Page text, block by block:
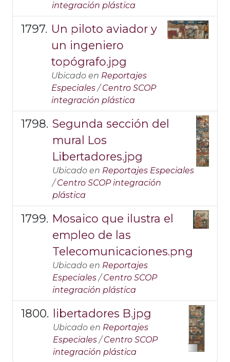
integración plástica
Un piloto aviador y
un ingeniero
topógrafo.jpg
Ubicado en Reportajes
Especiales /Centro SCOP
integración plástica
Segunda sección del
mural Los
Libertadores.jpg
Ubicado en Reportajes Especiales
/Centro SCOP integración
plástica
Mosaico que ilustra el
empleo de las
Telecomunicaciones.png
Ubicado en Reportajes
Especiales /Centro SCOP
integración plástica
libertadores B.jpg
Ubicado en Reportajes
Especiales /Centro SCOP
integración plástica